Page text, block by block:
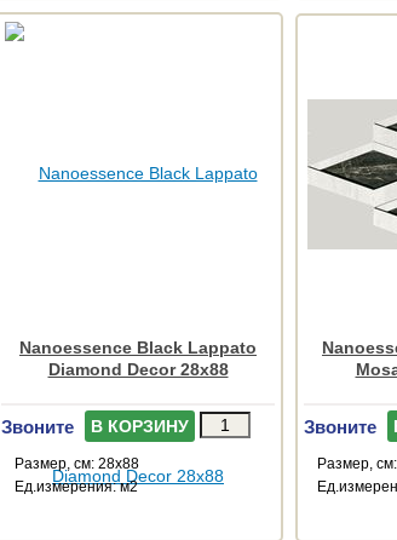
Nanoessence Black Lappato
Diamond Decor 28x88
Звоните В КОРЗИНУ
Размер, см: 28x88
Ед.измерения: м2
Звоните
Размер,